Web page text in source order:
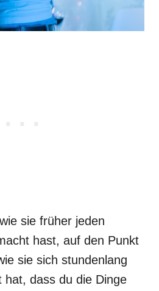
sie früher jeden
hast, auf den Punkt
sie sich stundenlang
hat, dass du die Dinge